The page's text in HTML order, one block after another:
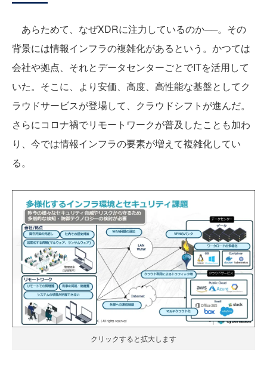
あらためて、なぜXDRに注力しているのか──。その
背景には情報インフラの複雑化があるという。かつては
会社や拠点、それとデータセンターごとでITを活用して
いた。そこに、より安価、高度、高性能な基盤としてク
ラウドサービスが登場して、クラウドシフトが進んだ。
さらにコロナ禍でリモートワークが普及したことも加わ
り、今では情報インフラの要素が増えて複雑化してい
る。
クリックすると拡大します